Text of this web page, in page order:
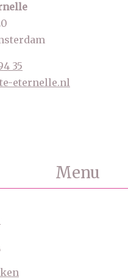
35
eternelle.nl
Menu